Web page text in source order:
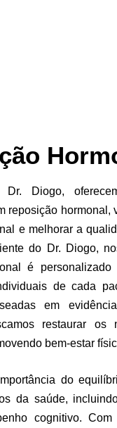
Diogo,
reposição hormonal,
e melhorar a
do Dr. Diogo,
é
de cada
em
restaurar os
bem-estar
do
da saúde,
cognitivo. Com